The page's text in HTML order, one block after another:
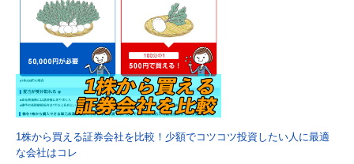
1株から買える証券会社を比較！少額でコツコツ投資したい人に最適
な会社はコレ